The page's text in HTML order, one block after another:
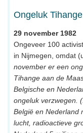
Ongeluk
29 november 1982
Ongeveer 100
in Nijmegen, omdat
november er een
Tihange aan de
Belgische en
ongeluk verzwegen.
België en Nederland
lucht, radioactieve